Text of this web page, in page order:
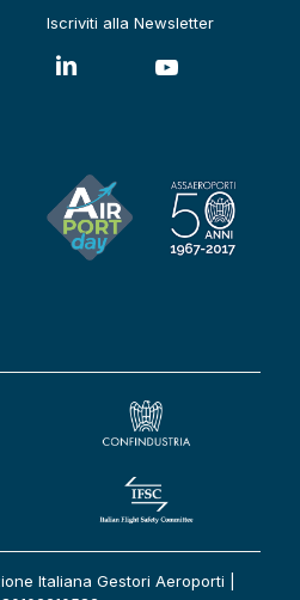
Iscriviti alla Newsletter
Italiana Gestori Aeroporti |